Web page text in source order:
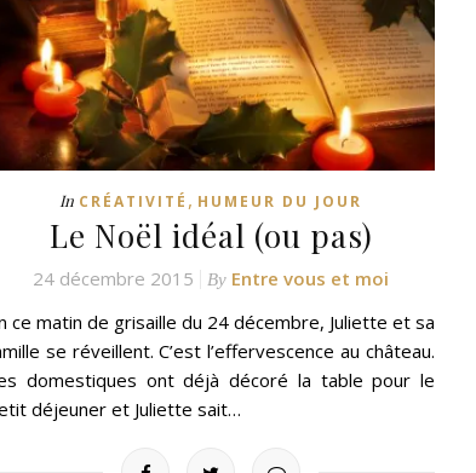
In CRÉATIVITÉ , HUMEUR DU JOUR
Le Noël idéal (ou pas)
24 décembre 2015 By Entre vous et moi
ce matin de grisaille du 24 décembre, Juliette et sa
se réveillent. C’est l’effervescence au château.
domestiques ont déjà décoré la table pour le
déjeuner et Juliette sait…